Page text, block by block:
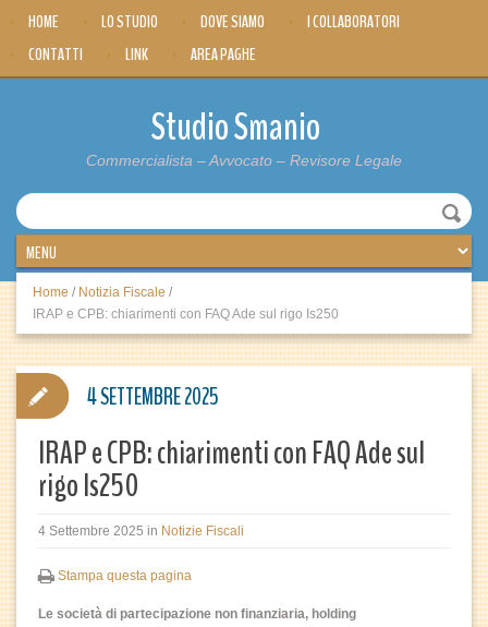
HOME LO STUDIO DOVE SIAMO
I COLLABORATORI
CONTATTI
LINK AREA PAGHE
Studio Smanio
Commercialista – Avvocato – Revisore Legale
Home / Notizia Fiscale /
IRAP e CPB: chiarimenti con FAQ Ade sul rigo Is250
IRAP e CPB: chiarimenti con FAQ Ade sul
rigo Is250
4 Settembre 2025 in Notizie Fiscali
Stampa questa pagina
Le società di partecipazione non finanziaria, holding
4 SETTEMBRE 2025